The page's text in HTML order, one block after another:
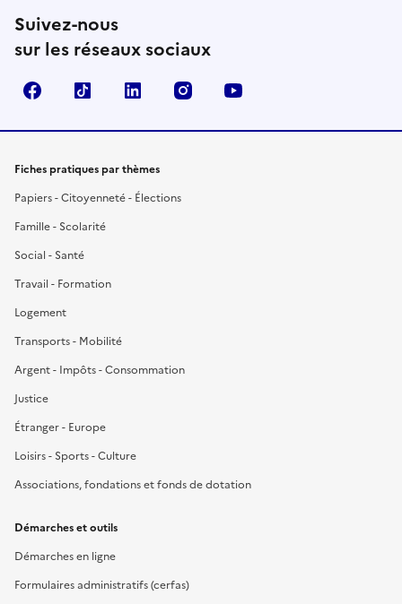
Suivez-nous
sur les réseaux sociaux
FacebookTikTok LinkedIn Instagram
Fiches pratiques par thèmes
Papiers - Citoyenneté - Élections
Famille - Scolarité
Social - Santé
Travail - Formation
Logement
Transports - Mobilité
Argent - Impôts - Consommation
Justice
Étranger - Europe
Loisirs - Sports - Culture
Associations, fondations et fonds de dotation
Démarches et outils
Démarches en ligne
Formulaires administratifs (cerfas)